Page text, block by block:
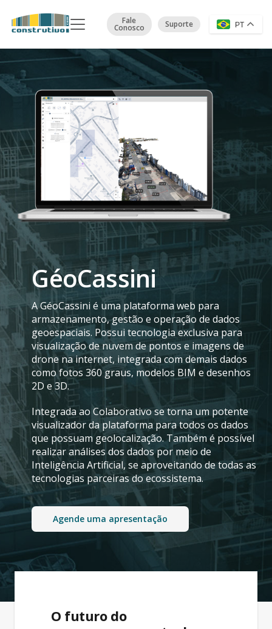
Fale
Conosco Suporte PT
GéoCassini
A GéoCassini é uma plataforma web para
armazenamento, gestão e operação de dados
geoespaciais. Possui tecnologia exclusiva para
visualização de nuvem de pontos e imagens de
drone na internet, integrada com demais dados
como fotos 360 graus, modelos BIM e desenhos
2D e 3D.
Integrada ao Colaborativo se torna um potente
visualizador da plataforma para todos os dados
que possuam geolocalização. Também é possível
realizar análises dos dados por meio de
Inteligência Artificial, se aproveitando de todas as
tecnologias parceiras do ecossistema.
Agende uma apresentação
O futuro do